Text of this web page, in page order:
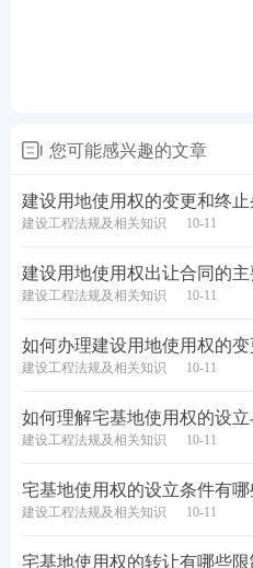
您可能感兴趣的文章
建设用地使用权的变更和终止
建设工程法规及相关知识 10-11
建设用地使用权出让合同的主
建设工程法规及相关知识 10-11
如何办理建设用地使用权的变
建设工程法规及相关知识 10-11
如何理解宅基地使用权的设立
建设工程法规及相关知识 10-11
宅基地使用权的设立条件有哪
建设工程法规及相关知识 10-11
宅基地使用权的转让有哪些限